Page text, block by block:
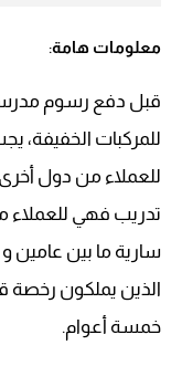
معلومات هامة:
قبل دفع رسوم مدرسة
تدريب فهي للعملاء
الذين يملكون رخصة
خمسة أعوام.